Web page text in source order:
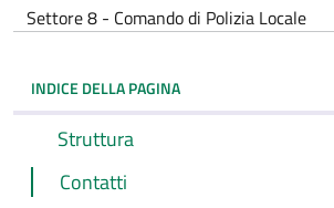
Settore 8 - Comando di Polizia Locale
INDICE DELLA PAGINA
Struttura
Contatti